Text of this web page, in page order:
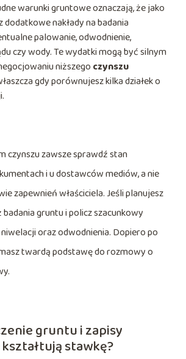
warunki gruntowe oznaczają, że jako
nakłady na badania
palowanie, odwodnienie,
czy wody. Te wydatki mogą być silnym
niższego czynszu
gdy porównujesz kilka działek o
czynszu zawsze sprawdź stan
i u dostawców mediów, a nie
zapewnień właściciela. Jeśli planujesz
gruntu i policz szacunkowy
oraz odwodnienia. Dopiero po
twardą podstawę do rozmowy o
gruntu i zapisy
stawkę?